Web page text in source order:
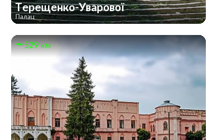
Терещенко-Уварової
Палац
529 км